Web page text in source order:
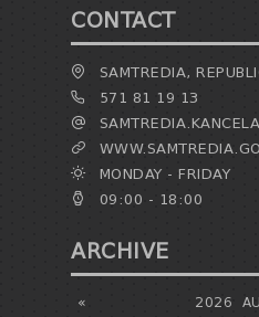
CONTACT
SAMTREDIA,
571 81 19 13
MONDAY - FRIDAY
09:00 - 18:00
ARCHIVE
« 2026